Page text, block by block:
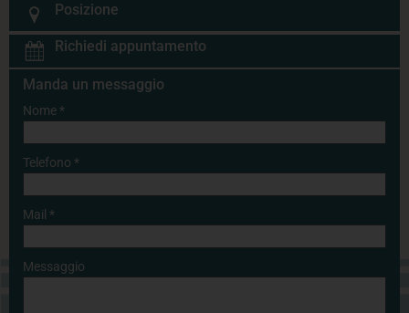
Posizione
Richiedi appuntamento
Manda un messaggio
Nome*
Telefono *
Mail *
Messaggio